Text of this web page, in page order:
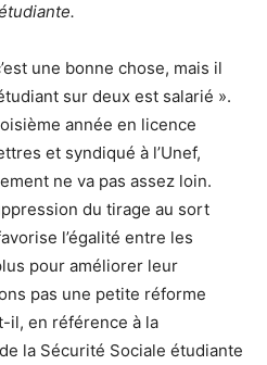
une bonne chose, mais il
sur deux est salarié ».
année en licence
et syndiqué à l’Unef,
ne va pas assez loin.
du tirage au sort
l’égalité entre les
pour améliorer leur
pas une petite réforme
il, en référence à la
la Sécurité Sociale étudiante